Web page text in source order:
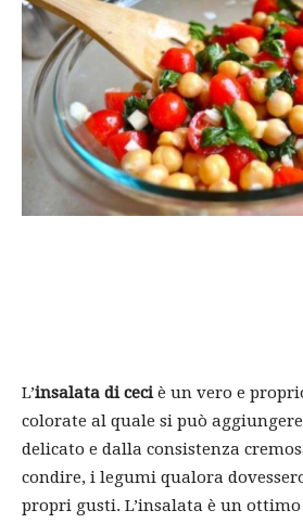
L’insalata di ceciè un vero e
colorate al quale si può
delicato e dalla consistenza
condire, i legumi qualora
propri gusti. L’insalata è un